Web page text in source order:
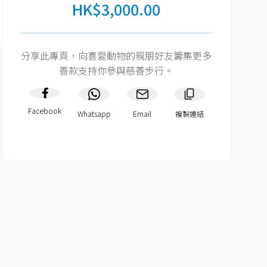
HK$3,000.00
分享此專頁，向喜愛動物的親朋好友籌集更多
善款支持你參與慈善步行。
Facebook Whatsapp Email 複製連結​